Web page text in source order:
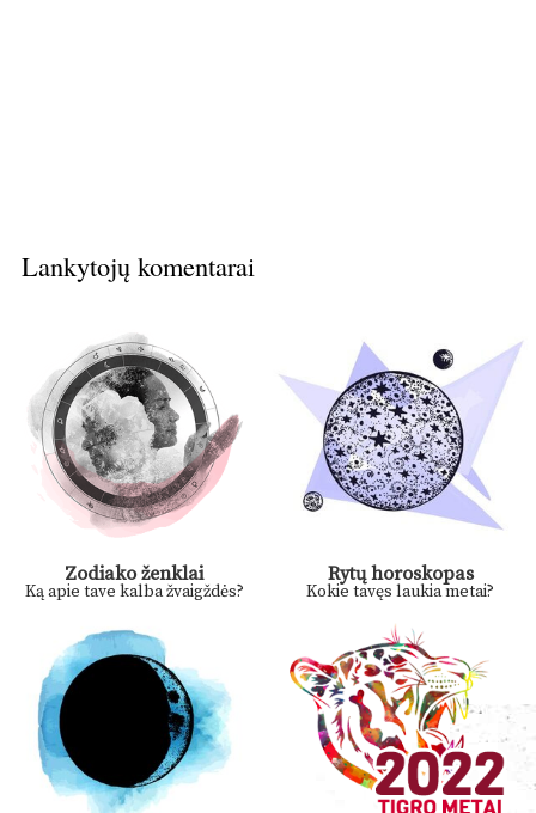
Lankytojų komentarai
Zodiako ženklai
Ką apie tave kalba žvaigždės?
Rytų horoskopas
Kokie tavęs laukia metai?